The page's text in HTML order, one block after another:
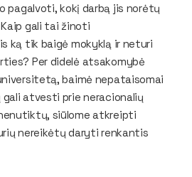
pagalvoti, kokį darbą jis norėtų
gali tai žinoti
ką tik baigė mokyklą ir neturi
Per didelė atsakomybė
baimė nepataisomai
atvesti prie neracionalių
siūlome atkreipti
nereikėtų daryti renkantis